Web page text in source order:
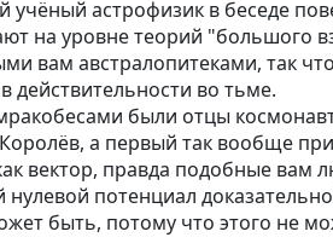
астрофизик в беседе
на уровне теорий "большого
вам австралопитеками, так
действительности во тьме.
были отцы
а первый так вообще
вектор, правда подобные вам
потенциал
быть, потому что этого не